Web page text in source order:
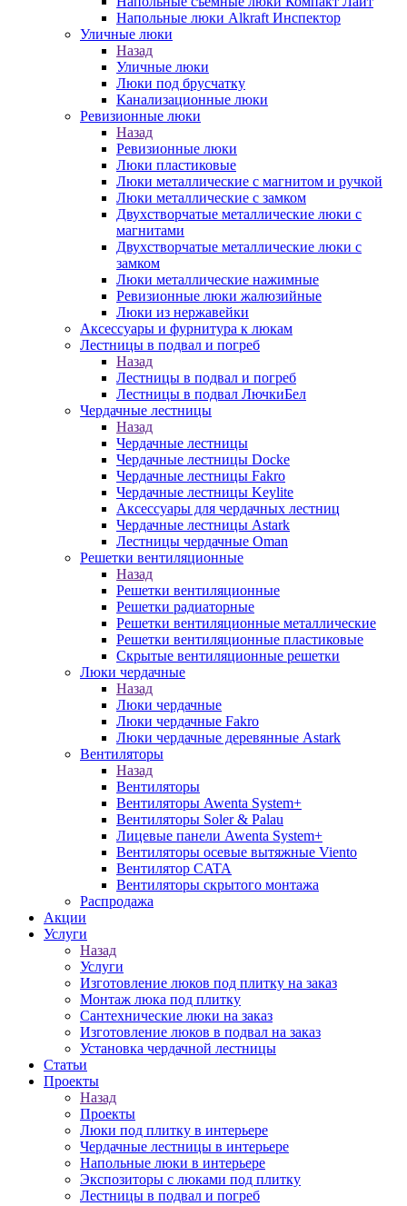
Напольные люки Alkraft Инспектор
Уличные люки
Назад
Уличные люки
Люки под брусчатку
Канализационные люки
Ревизионные люки
Назад
Ревизионные люки
Люки пластиковые
Люки металлические с магнитом и ручкой
Люки металлические с замком
Двухстворчатые металлические люки с
магнитами
Двухстворчатые металлические люки с
замком
Люки металлические нажимные
Ревизионные люки жалюзийные
Люки из нержавейки
Аксессуары и фурнитура к люкам
Лестницы в подвал и погреб
Назад
Лестницы в подвал и погреб
Лестницы в подвал ЛючкиБел
Чердачные лестницы
Назад
Чердачные лестницы
Чердачные лестницы Docke
Чердачные лестницы Fakro
Чердачные лестницы Keylite
Аксессуары для чердачных лестниц
Чердачные лестницы Astark
Лестницы чердачные Oman
Решетки вентиляционные
Назад
Решетки вентиляционные
Решетки радиаторные
Решетки вентиляционные металлические
Решетки вентиляционные пластиковые
Скрытые вентиляционные решетки
Люки чердачные
Назад
Люки чердачные
Люки чердачные Fakro
Люки чердачные деревянные Astark
Вентиляторы
Назад
Вентиляторы
Вентиляторы Awenta System+
Вентиляторы Soler & Palau
Лицевые панели Awenta System+
Вентиляторы осевые вытяжные Viento
Вентилятор CATA
Вентиляторы скрытого монтажа
Распродажа
Акции
Услуги
Назад
Услуги
Изготовление люков под плитку на заказ
Монтаж люка под плитку
Сантехнические люки на заказ
Изготовление люков в подвал на заказ
Установка чердачной лестницы
Статьи
Проекты
Назад
Проекты
Люки под плитку в интерьере
Чердачные лестницы в интерьере
Напольные люки в интерьере
Экспозиторы с люками под плитку
Лестницы в подвал и погреб